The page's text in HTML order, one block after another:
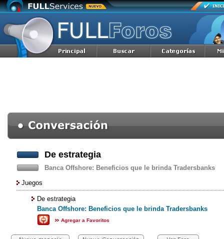
De estrategia
Banca Offshore: Beneficios que le brinda Tradersbanks
Juegos
De estrategia
Banca Offshore: Beneficios que le brinda Tradersbanks
Agregar a Favoritos